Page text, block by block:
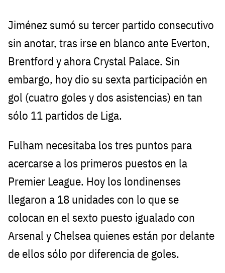
Jiménez sumó su tercer partido consecutivo
sin anotar, tras irse en blanco ante Everton,
Brentford y ahora Crystal Palace. Sin
embargo, hoy dio su sexta participación en
gol (cuatro goles y dos asistencias) en tan
sólo 11 partidos de Liga.
Fulham necesitaba los tres puntos para
acercarse a los primeros puestos en la
Premier League. Hoy los londinenses
llegaron a 18 unidades con lo que se
colocan en el sexto puesto igualado con
Arsenal y Chelsea quienes están por delante
de ellos sólo por diferencia de goles.